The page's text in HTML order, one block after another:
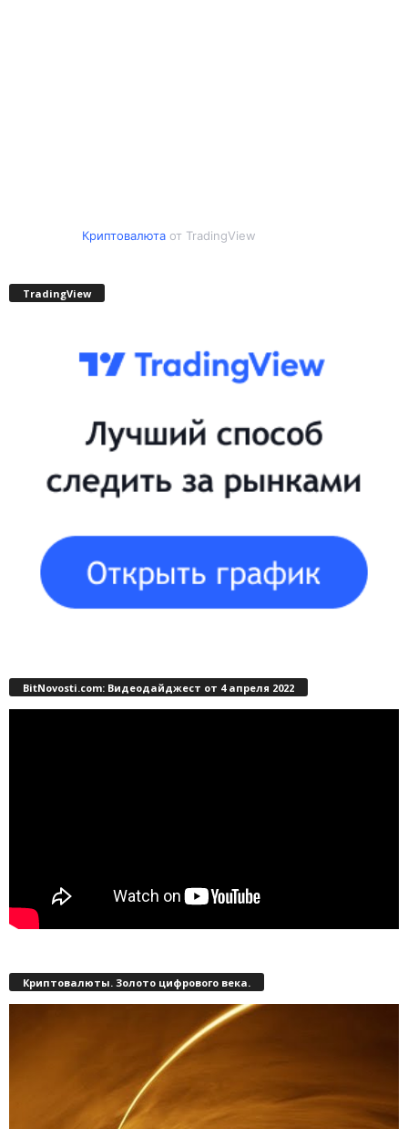
Криптовалютаот TradingView
TradingView
BitNovosti.com: Видеодайджест от 4 апреля 2022
Криптовалюты. Золото цифрового века.